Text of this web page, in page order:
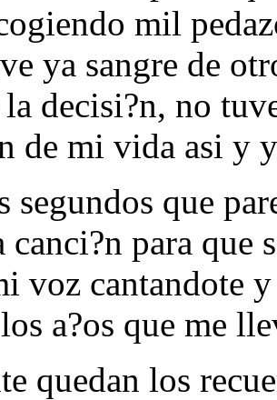
mil
ya sangre de
decisi?n, no
de mi vida asi y
segundos que
canci?n para que
voz cantandote
a?os que me
quedan los